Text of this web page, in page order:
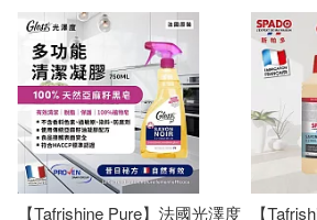
许亚敏，原珂 等(1)
賀聖達(1) 賈亞婷(1)
趙燕燕，王軍亞，劉馨芳（主
(1)
漢欣(1) 瑞昇(1)
瑞蘭國際(1)
生活‧讀書‧新知三聯書店(1)
【Tafrishine Pure】法國光澤度
【